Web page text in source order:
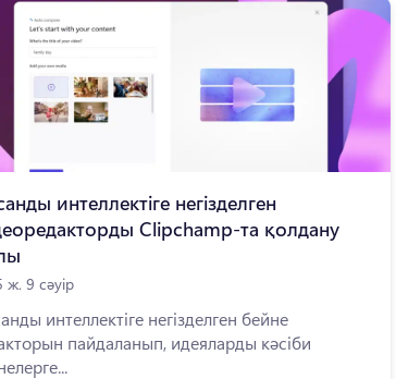
интеллектіге негізделген
Clipchamp-та қолдану
ж. 9 сәуір
интеллектіге негізделген бейне
пайдаланып, идеяларды кәсіби